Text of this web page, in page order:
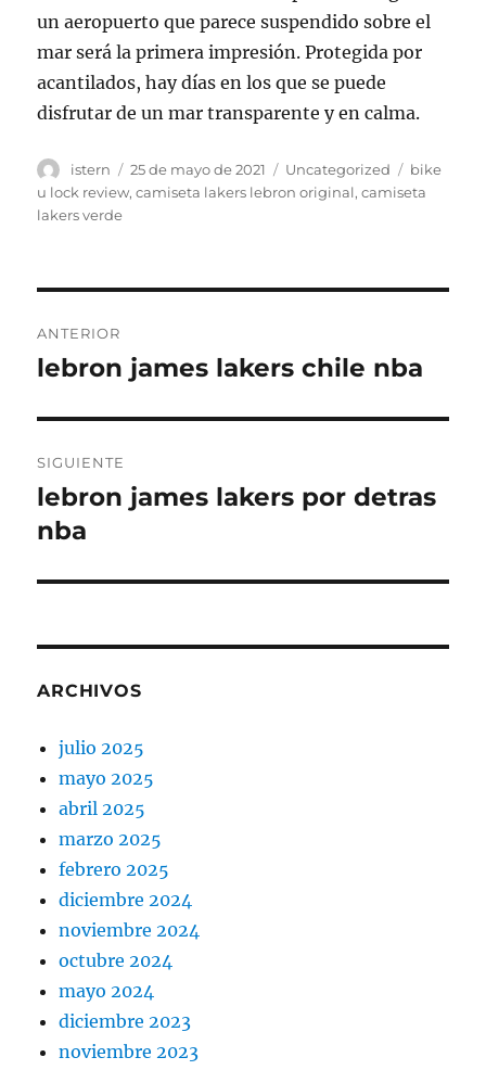
un aeropuerto que parece suspendido sobre el
mar será la primera impresión. Protegida por
acantilados, hay días en los que se puede
disfrutar de un mar transparente y en calma.
Autor
istern
Publicado
el
25 de mayo de 2021 Categorías
Uncategorized Etiquetas
bike
u lock review,camiseta lakers lebron original,camiseta
lakers verde
de
ANTERIOR
Entrada
lebron james lakers chile nba
SIGUIENTE
Entrada
siguiente:
lebron james lakers por detras
nba
ARCHIVOS
julio 2025
mayo 2025
abril 2025
marzo 2025
febrero 2025
diciembre 2024
noviembre 2024
octubre 2024
mayo 2024
diciembre 2023
noviembre 2023